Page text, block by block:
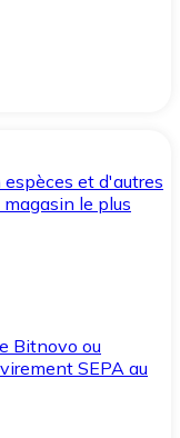
et d'autres
le plus
Bitnovo ou
SEPA au